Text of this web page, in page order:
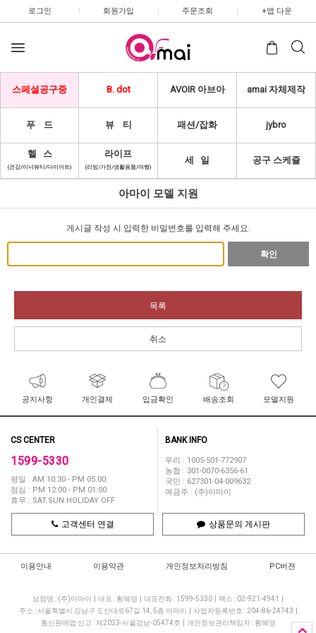
로그인 | 회원가입 | 주문조회 | +앱 다운
스페셜공구중 B. dot AVOIR 아브아 amai 자체제작
푸 드 뷰 티 패션/잡화 jybro
헬 스
(건강/이너뷰티/다이어트)
라이프
(리빙/가전/생활용품/여행)
세 일 공구 스케쥴
아마이 모델 지원
게시글 작성 시 입력한 비밀번호를 입력해 주세요.
확인
목록
취소
공지사항 개인결제 입금확인 배송조회 모델지원
CS CENTER
1599-5330
평일 : AM 10:30 - PM 05:00
점심 : PM 12:00 - PM 01:00
휴무 : SAT.SUN.HOLIDAY OFF
BANK INFO
우리 : 1005-501-772907
농협 : 301-0070-6356-61
국민 : 627301-04-009632
예금주 : (주)아마이
고객센터 연결 상품문의 게시판
이용안내 이용약관 개인정보처리방침 PC버젼
상점명 : (주)아마이 대표 : 황혜영 대표전화 : 1599-5330 팩스 : 02-921-4941
주소 : 서울특별시 강남구 도산대로67길 14, 5층 아마이
사업자등록번호 : 204-86-24743
통신판매업 신고 : 제2023-서울강남-05474호
개인정보관리책임자 : 황혜영